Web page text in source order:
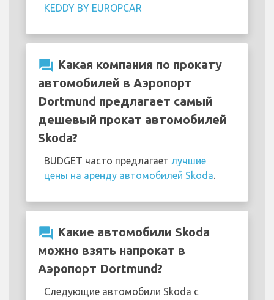
KEDDY BY EUROPCAR
question_answer Какая компания по прокату
автомобилей в Аэропорт
Dortmund предлагает самый
дешевый прокат автомобилей
Skoda?
BUDGET часто предлагает лучшие
цены на аренду автомобилей Skoda.
question_answer Какие автомобили Skoda
можно взять напрокат в
Аэропорт Dortmund?
Следующие автомобили Skoda с